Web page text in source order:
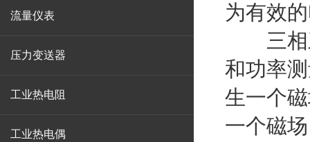
流量仪表
压力变送器
工业热电阻
工业热电偶
为有效
三相三
和功率
生一个
一个磁